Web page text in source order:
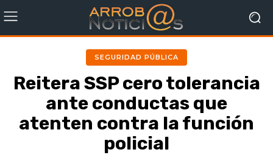
SEGURIDAD PÚBLICA
Reitera SSP cero tolerancia
ante conductas que
atenten contra la función
policial